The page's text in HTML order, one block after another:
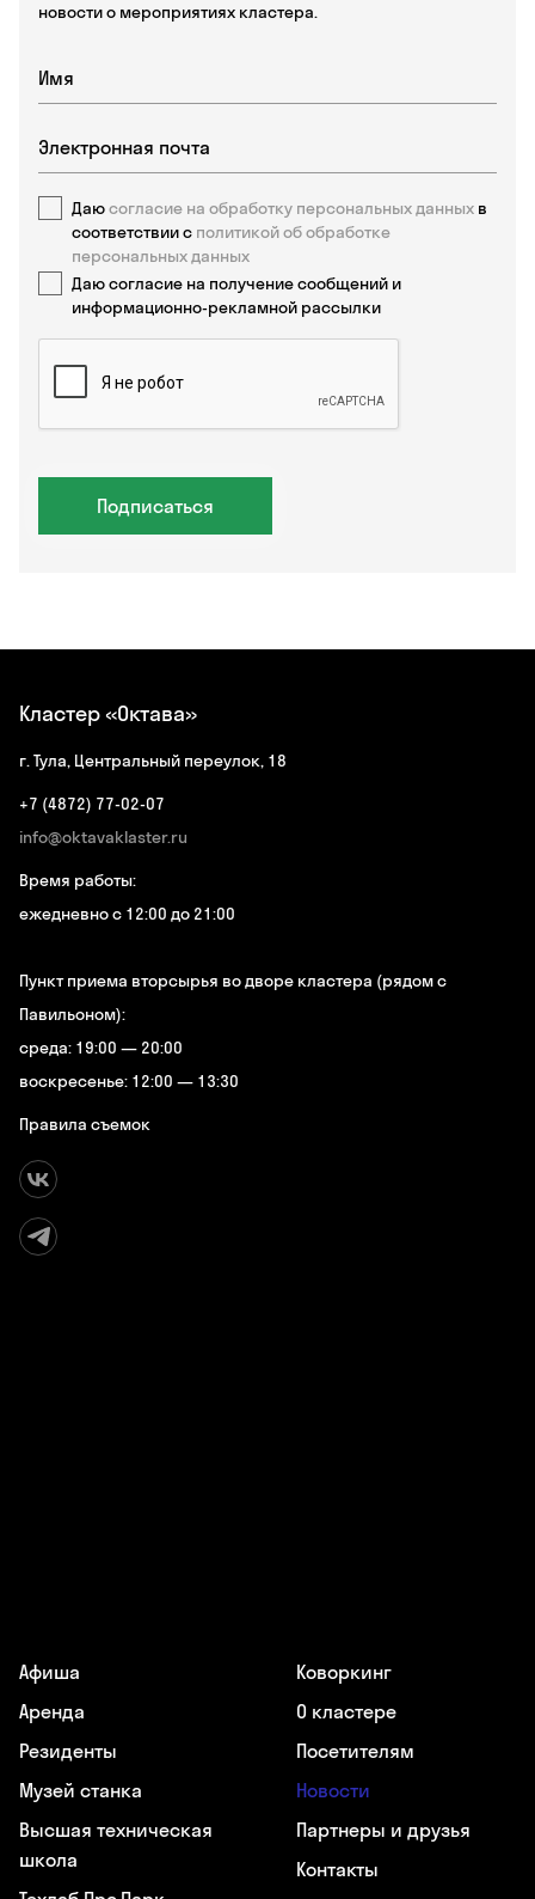
новости о мероприятиях кластера.
Даюсогласие на обработку персональных данных в
соответствии с политикой об обработке
персональных данных
Даю согласие на получение сообщений и
информационно-рекламной рассылки
Подписаться
Кластер «Октава»
г. Тула, Центральный переулок, 18
+7 (4872) 77-02-07
info@oktavaklaster.ru
Время работы:
ежедневно с 12:00 до 21:00
Пункт приема вторсырья во дворе кластера (рядом с
Павильоном):
среда: 19:00 — 20:00
воскресенье: 12:00 — 13:30
Правила съемок
Афиша
Аренда
Резиденты
Музей станка
Высшая техническая
школа
Коворкинг
О кластере
Посетителям
Новости
Партнеры и друзья
Контакты